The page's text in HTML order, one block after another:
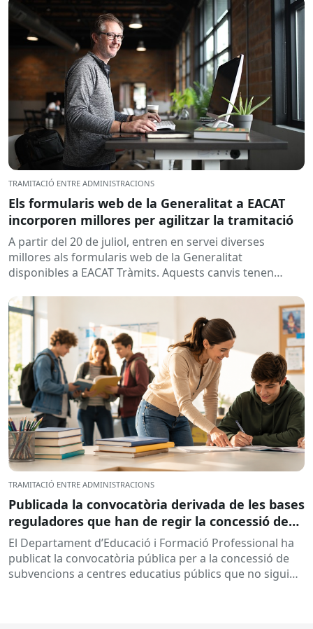
TRAMITACIÓ ENTRE ADMINISTRACIONS
Els formularis web de la Generalitat a EACAT
incorporen millores per agilitzar la tramitació
A partir del 20 de juliol, entren en servei diverses
millores als formularis web de la Generalitat
disponibles a EACAT Tràmits. Aquests canvis tenen
TRAMITACIÓ ENTRE ADMINISTRACIONS
Publicada la convocatòria derivada de les bases
reguladores que han de regir la concessió de
subvencions a centres educatius, per al
desenvolupament de programes de formació i
inserció, durant el curs 2026-2027
El Departament d’Educació i Formació Professional ha
publicat la convocatòria pública per a la concessió de
subvencions a centres educatius públics que no siguin